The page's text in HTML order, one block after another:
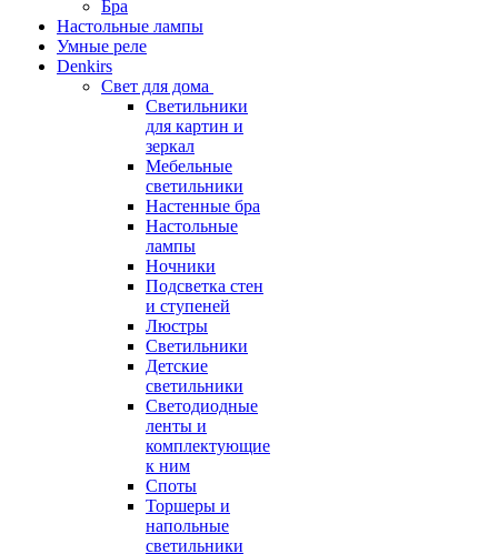
Бра
Настольные лампы
Умные реле
Denkirs
Свет для дома
Светильники
для картин и
зеркал
Мебельные
светильники
Настенные бра
Настольные
лампы
Ночники
Подсветка стен
и ступеней
Люстры
Светильники
Детские
светильники
Светодиодные
ленты и
комплектующие
к ним
Споты
Торшеры и
напольные
светильники